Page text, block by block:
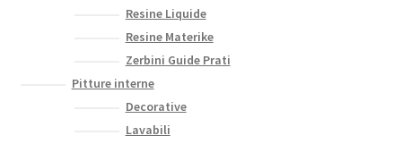
Resine Liquide
Resine Materike
Zerbini Guide Prati
Pitture interne
Decorative
Lavabili